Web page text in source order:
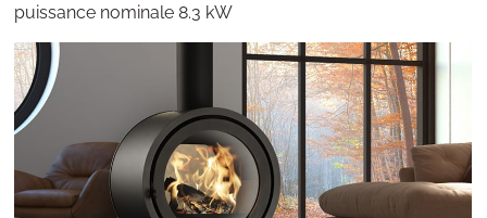
puissance nominale 8.3 kW